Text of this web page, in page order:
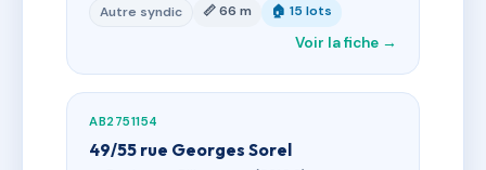
Autre syndic 📏 66 m 🏠 15 lots
Voir la fiche →
AB2751154
49/55 rue Georges Sorel